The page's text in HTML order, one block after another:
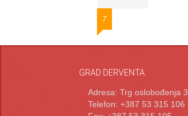
7
GRAD DERVENTA
Adresa: Trg oslobođenja 3
Telefon: +387 53 315 106